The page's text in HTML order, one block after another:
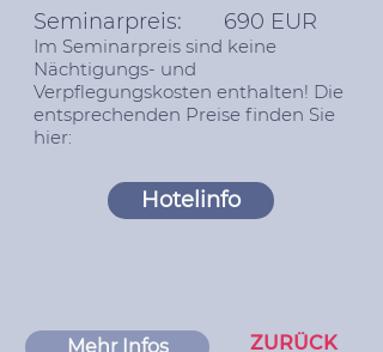
Seminarpreis: 690 EUR
Im Seminarpreis sind keine
Nächtigungs- und
Verpflegungskosten enthalten! Die
entsprechenden Preise finden Sie
hier:
Hotelinfo
Mehr Infos ZURÜCK